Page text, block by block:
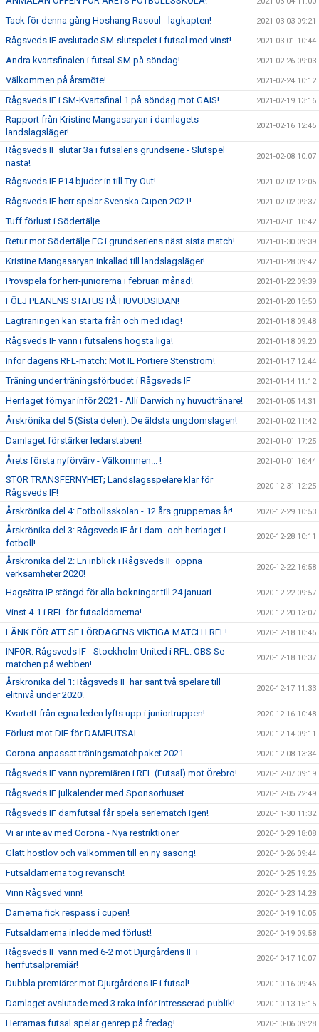
Tack för denna gång Hoshang Rasoul - lagkapten! 2021-03-03 09:21
Rågsveds IF avslutade SM-slutspelet i futsal med vinst! 2021-03-01 10:44
Andra kvartsfinalen i futsal-SM på söndag! 2021-02-26 09:03
Välkommen på årsmöte! 2021-02-24 10:12
Rågsveds IF i SM-Kvartsfinal 1 på söndag mot GAIS! 2021-02-19 13:16
Rapport från Kristine Mangasaryan i damlagets
landslagsläger!
2021-02-16 12:45
Rågsveds IF slutar 3a i futsalens grundserie - Slutspel
nästa!
2021-02-08 10:07
Rågsveds IF P14 bjuder in till Try-Out! 2021-02-02 12:05
Rågsveds IF herr spelar Svenska Cupen 2021! 2021-02-02 09:37
Tuff förlust i Södertälje 2021-02-01 10:42
Retur mot Södertälje FC i grundseriens näst sista match! 2021-01-30 09:39
Kristine Mangasaryan inkallad till landslagsläger! 2021-01-28 09:42
Provspela för herr-juniorerna i februari månad! 2021-01-22 09:39
FÖLJ PLANENS STATUS PÅ HUVUDSIDAN! 2021-01-20 15:50
Lagträningen kan starta från och med idag! 2021-01-18 09:48
Rågsveds IF vann i futsalens högsta liga! 2021-01-18 09:20
Inför dagens RFL-match: Möt IL Portiere Stenström! 2021-01-17 12:44
Träning under träningsförbudet i Rågsveds IF 2021-01-14 11:12
Herrlaget förnyar inför 2021 - Alli Darwich ny huvudtränare! 2021-01-05 14:31
Årskrönika del 5 (Sista delen): De äldsta ungdomslagen! 2021-01-02 11:42
Damlaget förstärker ledarstaben! 2021-01-01 17:25
Årets första nyförvärv - Välkommen... ! 2021-01-01 16:44
STOR TRANSFERNYHET; Landslagsspelare klar för
Rågsveds IF!
2020-12-31 12:25
Årskrönika del 4: Fotbollsskolan - 12 års gruppernas år! 2020-12-29 10:53
Årskrönika del 3: Rågsveds IF år i dam- och herrlaget i
fotboll!
2020-12-28 10:11
Årskrönika del 2: En inblick i Rågsveds IF öppna
verksamheter 2020!
2020-12-22 16:58
Hagsätra IP stängd för alla bokningar till 24 januari 2020-12-22 09:57
Vinst 4-1 i RFL för futsaldamerna! 2020-12-20 13:07
LÄNK FÖR ATT SE LÖRDAGENS VIKTIGA MATCH I RFL! 2020-12-18 10:45
INFÖR: Rågsveds IF - Stockholm United i RFL. OBS Se
matchen på webben!
2020-12-18 10:37
Årskrönika del 1: Rågsveds IF har sänt två spelare till
elitnivå under 2020!
2020-12-17 11:33
Kvartett från egna leden lyfts upp i juniortruppen! 2020-12-16 10:48
Förlust mot DIF för DAMFUTSAL 2020-12-14 09:11
Corona-anpassat träningsmatchpaket 2021 2020-12-08 13:34
Rågsveds IF vann nypremiären i RFL (Futsal) mot Örebro! 2020-12-07 09:19
Rågsveds IF julkalender med Sponsorhuset 2020-12-05 22:49
Rågsveds IF damfutsal får spela seriematch igen! 2020-11-30 11:32
Vi är inte av med Corona - Nya restriktioner 2020-10-29 18:08
Glatt höstlov och välkommen till en ny säsong! 2020-10-26 09:44
Futsaldamerna tog revansch! 2020-10-25 19:26
Vinn Rågsved vinn! 2020-10-23 14:28
Damerna fick respass i cupen! 2020-10-19 10:05
Futsaldamerna inledde med förlust! 2020-10-19 09:58
Rågsveds IF vann med 6-2 mot Djurgårdens IF i
herrfutsalpremiär!
2020-10-17 10:07
Dubbla premiärer mot Djurgårdens IF i futsal! 2020-10-16 09:46
Damlaget avslutade med 3 raka inför intresserad publik! 2020-10-13 15:15
Herrarnas futsal spelar genrep på fredag! 2020-10-06 09:28